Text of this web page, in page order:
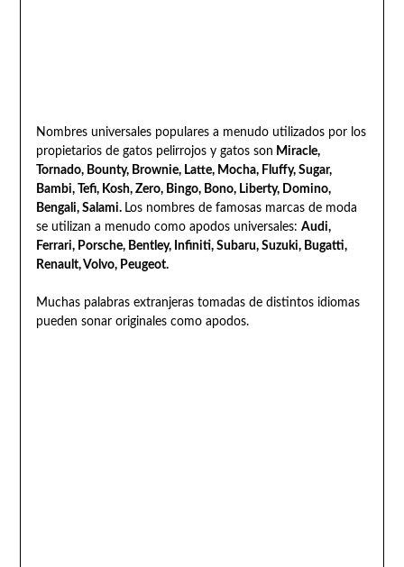
Nombres universales populares a menudo utilizados por los
propietarios de gatos pelirrojos y gatos son Miracle,
Tornado, Bounty, Brownie, Latte, Mocha, Fluffy, Sugar,
Bambi, Tefi, Kosh, Zero, Bingo, Bono, Liberty, Domino,
Bengali, Salami. Los nombres de famosas marcas de moda
se utilizan a menudo como apodos universales: Audi,
Ferrari, Porsche, Bentley, Infiniti, Subaru, Suzuki, Bugatti,
Renault, Volvo, Peugeot.
Muchas palabras extranjeras tomadas de distintos idiomas
pueden sonar originales como apodos.